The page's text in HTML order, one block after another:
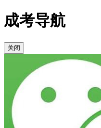
成考导航
关闭